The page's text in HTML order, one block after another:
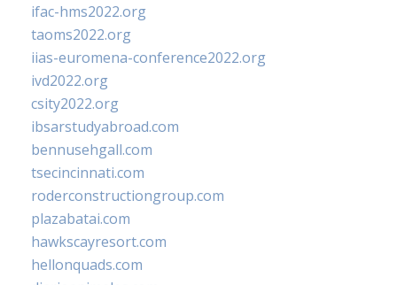
ifac-hms2022.org
taoms2022.org
iias-euromena-conference2022.org
ivd2022.org
csity2022.org
ibsarstudyabroad.com
bennusehgall.com
tsecincinnati.com
roderconstructiongroup.com
plazabatai.com
hawkscayresort.com
hellonquads.com